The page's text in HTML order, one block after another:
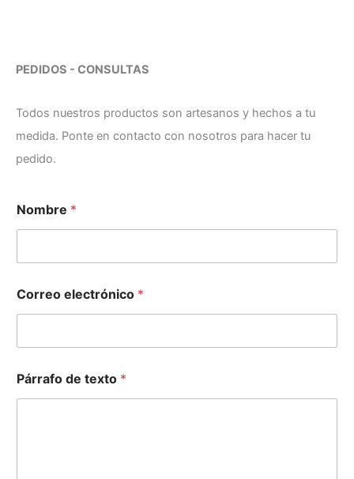
PEDIDOS - CONSULTAS
Todos nuestros productos son artesanos y hechos a tu
medida. Ponte en contacto con nosotros para hacer tu
pedido.
l
e
t
ó
n
i
o
e
Nombre *
Correo electrónico *
Párrafo de texto *